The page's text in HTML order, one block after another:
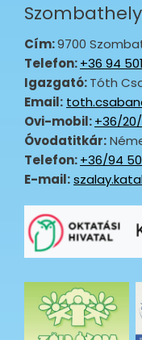
Cím:9700
Telefon:+36 94
Igazgató:Tóth
Email:
Ovi-mobil:+36/
Óvodatitkár:
Telefon:+36/94
E-mail: